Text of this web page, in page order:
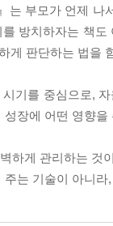
는 부모가 언제
방치하자는 책
게 판단하는 법을
기를 중심으로,
장에 어떤 영향
하게 관리하는 것
는 기술이 아니